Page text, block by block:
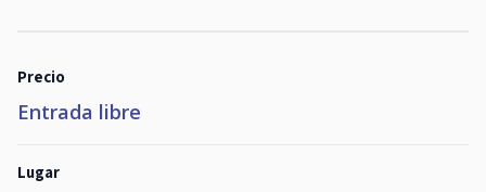
Precio
Entrada libre
Lugar